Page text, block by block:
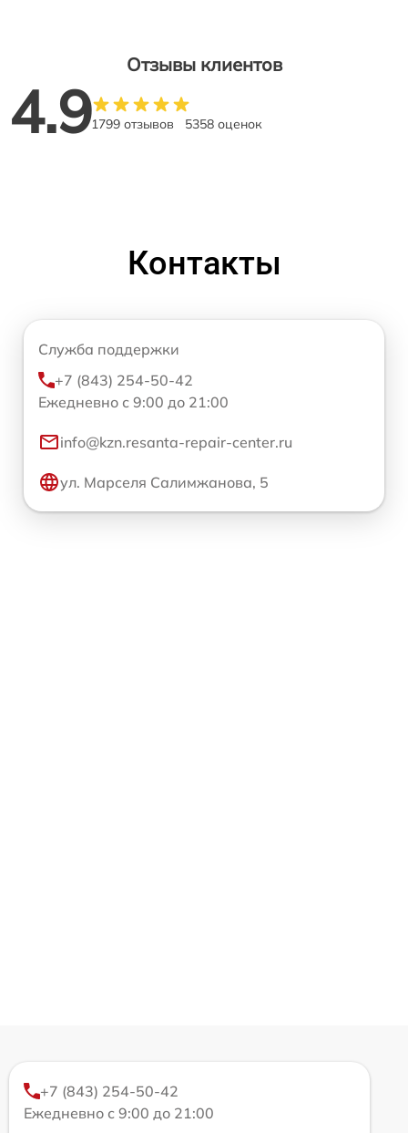
Отзывы клиентов
4.91799 отзывов 5358 оценок
Контакты
Служба поддержки
+7 (843) 254-50-42
Ежедневно с 9:00 до 21:00
info@kzn.resanta-repair-center.ru
ул. Марселя Салимжанова, 5
+7 (843) 254-50-42
Ежедневно с 9:00 до 21:00